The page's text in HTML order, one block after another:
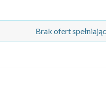
Brak ofert